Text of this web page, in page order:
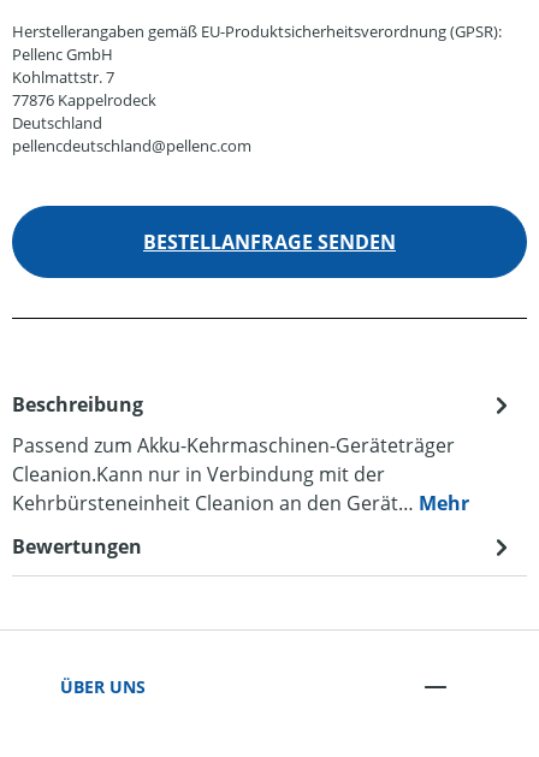
Herstellerangaben gemäß EU-Produktsicherheitsverordnung (GPSR):
Pellenc GmbH
Kohlmattstr. 7
77876 Kappelrodeck
Deutschland
pellencdeutschland@pellenc.com
BESTELLANFRAGE SENDEN
Beschreibung
Passend zum Akku-Kehrmaschinen-Geräteträger
Cleanion.Kann nur in Verbindung mit der
Kehrbürsteneinheit Cleanion an den Gerät… Mehr
Bewertungen
ÜBER UNS